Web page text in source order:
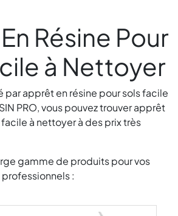
Résine Pour
à Nettoyer
par apprêt en résine pour sols facile
PRO, vous pouvez trouver apprêt
à nettoyer à des prix très
gamme de produits pour vos
: